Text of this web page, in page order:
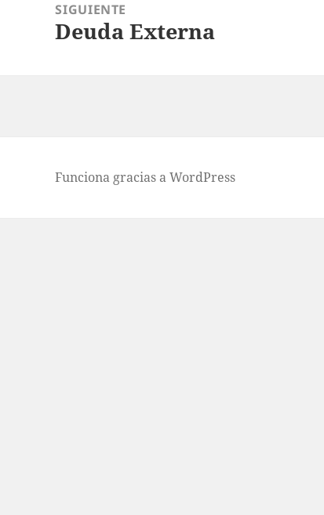
SIGUIENTE
Entrada
Deuda Externa
Funciona gracias a WordPress